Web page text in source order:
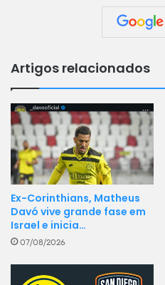
Artigos relacionados
Ex-Corinthians, Matheus
Davó vive grande fase em
Israel e inicia…
07/08/2026